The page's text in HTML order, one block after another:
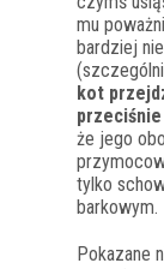
mu
bardziej
kot
przeciśnie
że jego
tylko
barkowym.
Pokazane